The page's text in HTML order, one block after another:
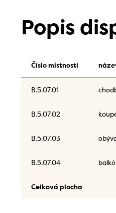
Popis
Číslo místnosti
B.5.07.01
B.5.07.02
B.5.07.03
B.5.07.04
Celková plocha